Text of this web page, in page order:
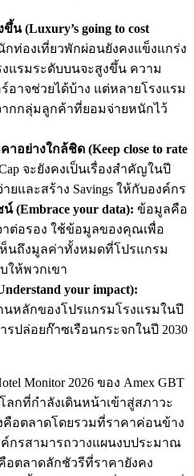
(Luxury’s going to cost
กท่องเที่ยวพักผ่อนยังคงแข็งแกร่ง
แรมระดับบนจะสูงขึ้น ความ
าจช่วยได้บ้าง แต่หลายโรงแรม
กกลุ่มลูกค้าที่ยอมจ่ายหนักไว้
อย่างใกล้ชิด (Keep close to rate
จะยังคงเป็นเรื่องสำคัญในปี
ยและสร้าง Savings ให้กับองค์กร
(Embrace your data): ข้อมูลคือ
าต่อรอง ใช้ข้อมูลของคุณเพื่อ
นถึงมูลค่าทั้งหมดที่โปรแกรม
ให้พวกเขา
your impact):
กนหลักของโปรแกรมโรงแรมในปี
รปล่อยก๊าซเรือนกระจกในปี 2030
Monitor 2026 ของ Amex GBT
กที่กำลังเดินหน้าเข้าสู่สภาวะ
คือตลาดโดยรวมที่ราคาค่อนข้าง
กรสามารถวางแผนงบประมาณ
ตลาดลักชัวรีที่ราคายังคง